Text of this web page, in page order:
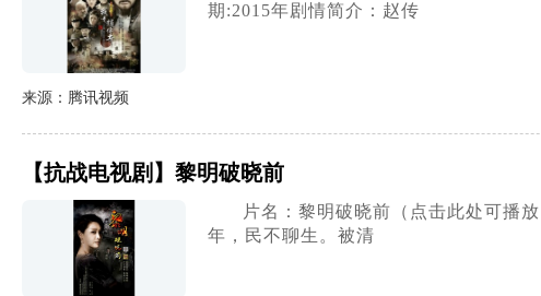
期:2015年剧情简介：赵传
来源：腾讯视频
【抗战电视剧】黎明破晓前
片名：黎明破晓前（点击此处可播
年，民不聊生。被清